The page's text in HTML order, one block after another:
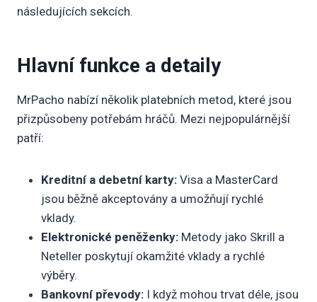
následujících sekcích.
Hlavní funkce a detaily
MrPacho nabízí několik platebních metod, které jsou
přizpůsobeny potřebám hráčů. Mezi nejpopulárnější
patří:
Kreditní a debetní karty: Visa a MasterCard
jsou běžně akceptovány a umožňují rychlé
vklady.
Elektronické peněženky: Metody jako Skrill a
Neteller poskytují okamžité vklady a rychlé
výběry.
Bankovní převody: I když mohou trvat déle, jsou